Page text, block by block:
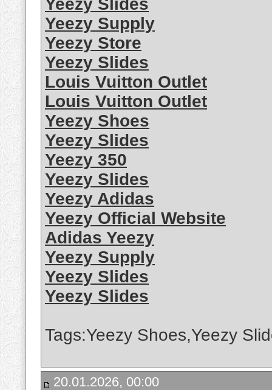
Yeezy Slides
Yeezy Supply
Yeezy Store
Yeezy Slides
Louis Vuitton Outlet
Louis Vuitton Outlet
Yeezy Shoes
Yeezy Slides
Yeezy 350
Yeezy Slides
Yeezy Adidas
Yeezy Official Website
Adidas Yeezy
Yeezy Supply
Yeezy Slides
Yeezy Slides
Tags:Yeezy Shoes,Yeezy
20.01.2026, 00:00